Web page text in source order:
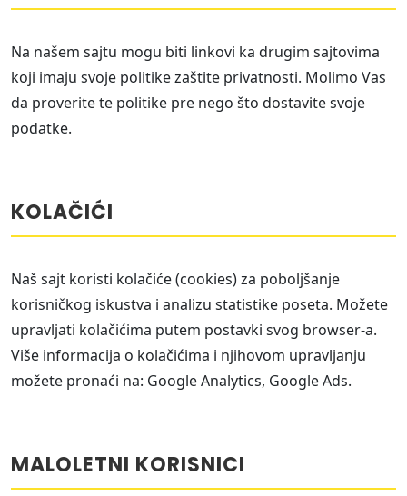
Na našem sajtu mogu biti linkovi ka drugim sajtovima
koji imaju svoje politike zaštite privatnosti. Molimo Vas
da proverite te politike pre nego što dostavite svoje
podatke.
KOLAČIĆI
Naš sajt koristi kolačiće (cookies) za poboljšanje
korisničkog iskustva i analizu statistike poseta. Možete
upravljati kolačićima putem postavki svog browser-a.
Više informacija o kolačićima i njihovom upravljanju
možete pronaći na: Google Analytics, Google Ads.
MALOLETNI KORISNICI